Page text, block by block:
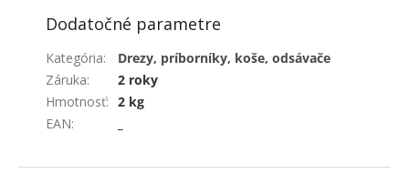
Dodatočné parametre
Kategória:
Drezy, príborníky, koše, odsávače
Záruka:
2 roky
Hmotnosť: 2 kg
EAN:
ZÁPÄTIE